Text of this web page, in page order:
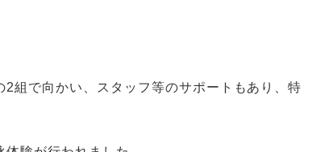
組で向かい、スタッフ等のサポートもあり、特